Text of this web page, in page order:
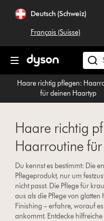
überspringenDeutsch (Schweiz)
Français (Suisse)
Haare richtig pflegen:
für deinen Haartyp
Haare richtig
Haarroutine
Du kennst es bestimmt: Die
Pflegeprodukt, nur um
nicht passt. Die Pflege für
aus als die Pflege von
Finishing – erfahre, worauf
ankommt. Entdecke